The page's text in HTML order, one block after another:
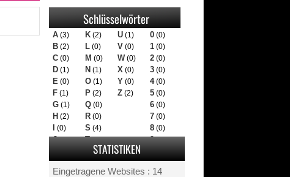
Schlüsselwörter
A(3)
B(2)
C(0)
D(1)
E (0)
F(1)
G(1)
H (2)
(0)
J(0)
K(2)
L(0)
M (0)
N (1)
O(1)
P(2)
Q(0)
R(0)
S (4)
T(1)
U(1)
V(0)
W(0)
X (0)
Y(0)
Z(2)
0(0)
1(0)
2(0)
3(0)
4(0)
5(0)
6(0)
7(0)
8(0)
9(0)
STATISTIKEN
Eingetragene Websites : 14